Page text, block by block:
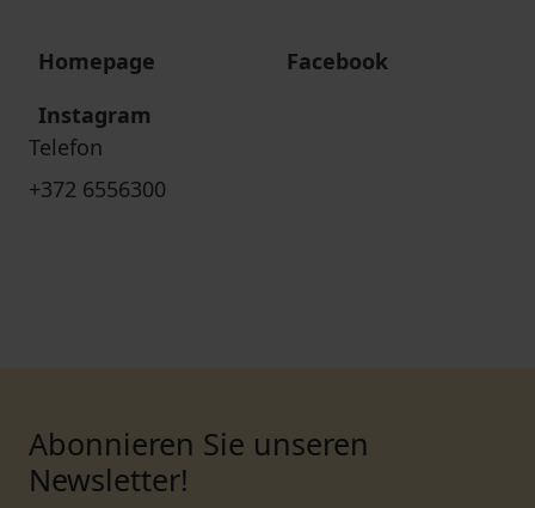
Homepage
Facebook
Instagram
Telefon
+372 6556300
Abonnieren Sie unseren
Newsletter!